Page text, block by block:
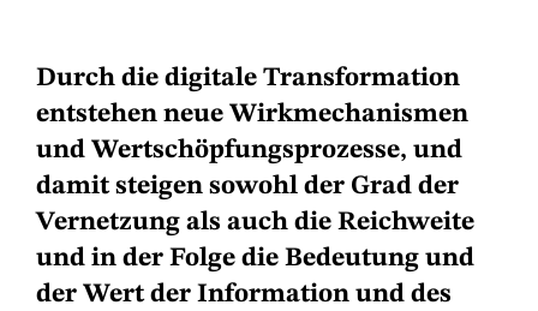
Durch die digitale Transformation
entstehen neue Wirkmechanismen
und Wertschöpfungsprozesse, und
damit steigen sowohl der Grad der
Vernetzung als auch die Reichweite
und in der Folge die Bedeutung und
der Wert der Information und des